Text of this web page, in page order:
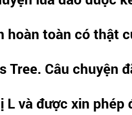
hoàn toàn có thật
Tree. Câu chuyện
L và được xin